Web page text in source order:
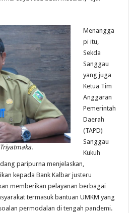
Menangga
pi itu,
Sekda
Sanggau
yang juga
Ketua Tim
Anggaran
Pemerintah
Daerah
(TAPD)
Sanggau
Kukuh
paripurna menjelaskan,
kepada Bank Kalbar justeru
memberikan pelayanan berbagai
termasuk bantuan UMKM yang
permodalan di tengah pandemi.